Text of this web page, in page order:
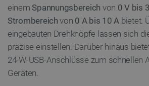
einem Spannungsbereich von 0 V bis
Strombereich von 0 A bis 10 A bietet.
eingebauten Drehknöpfe lassen sich
präzise einstellen. Darüber hinaus
24-W-USB-Anschlüsse zum schnellen
Geräten.